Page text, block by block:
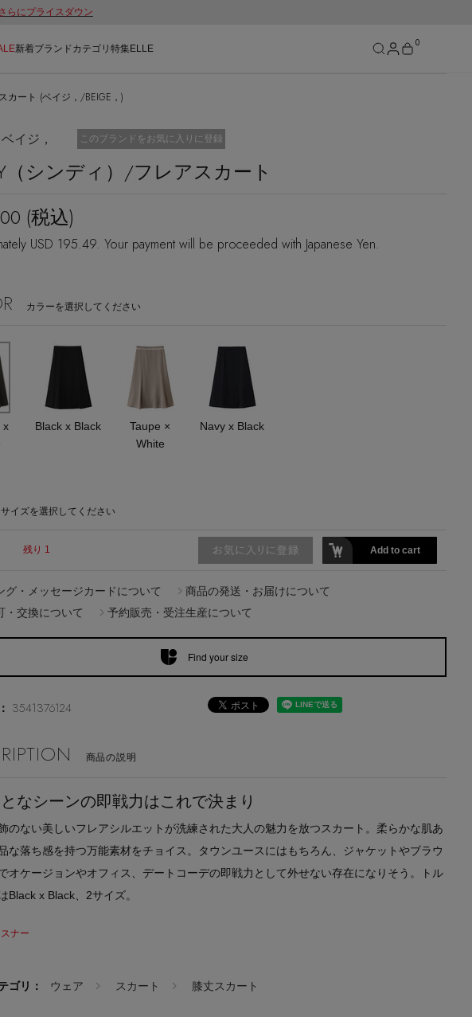
らにプライスダウン
新着ブランドカテゴリ 特集ELLE
0
主役級ニットが揃う「シーエフシーエル」
POP UPがスタート
ガイド
マーサポート
せ
るご質問
カート (ベイジ，/BEIGE，)
イジ， お気に入り済
このブランドをお気に入りに登録
（シンディ）/フレアスカート
(税込)
USD 195.49. Your payment will be proceeded with Japanese Yen.
カラーを選択してください
x
Black x Black
Taupe ×
White
Navy x Black
サイズを選択してください
残り 1 Add to cart
グ・メッセージカードについて
商品の発送・お届けについて
・交換について
予約販売・受注生産について
Find your size
3541376124
商品の説明
なシーンの即戦力はこれで決まり
のない美しいフレアシルエットが洗練された大人の魅力を放つスカート。柔らかな肌あ
な落ち感を持つ万能素材をチョイス。タウンユースにはもちろん、ジャケットやブラウ
オケージョンやオフィス、デートコーデの即戦力として外せない存在になりそう。トル
Black x Black、2サイズ。
ナー
ゴリ： ウェア スカート 膝丈スカート